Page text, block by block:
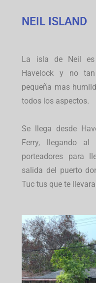
NEIL ISLAND
La isla de Neil es
Havelock y no
pequeña mas
todos los aspectos.
Se llega desde
Ferry, llegando al
porteadores para
salida del puerto
Tuc tus que te